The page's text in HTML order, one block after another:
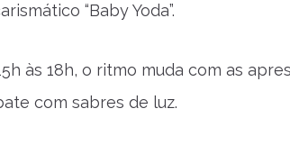
“Baby Yoda”.
às 18h, o ritmo muda com as
com sabres de luz.